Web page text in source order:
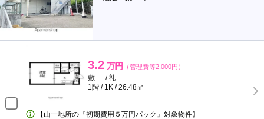
3.2 万円 （管理費等2,000円）
敷 － / 礼 －
1階 / 1K / 26.48㎡
【山一地所の『初期費用５万円パック』対象物件】